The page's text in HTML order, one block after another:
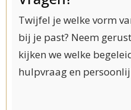
Twijfel je welke vorm
bij je past? Neem
kijken we welke
hulpvraag en